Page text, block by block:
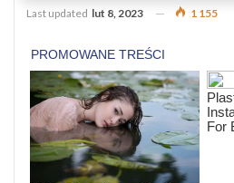
Last updated lut 8, 2023 1 155